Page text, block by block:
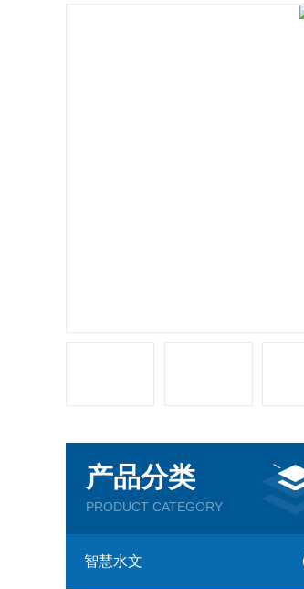
产品分类
PRODUCT CATEGORY
智慧水文